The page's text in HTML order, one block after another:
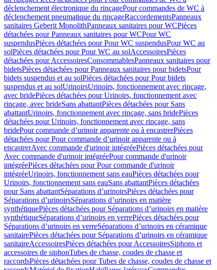
déclenchement électronique du rinçagePour commandes de WC à
déclenchement pneumatique du rinçageRaccordementsPanneaux
sanitaires Geberit MonolithPanneaux sanitaires pour WCPièces
détachées pour Panneaux sanitaires pour WCPour WC
suspendusPièces détachées pour Pour WC suspendusPour WC au
solPièces détachées pour Pour WC au solAccessoiresPièces
détachées pour AccessoiresConsommablesPanneaux sanitaires pour
bidetsPièces détachées pour Panneaux sanitaires pour bidetsPour
bidets suspendus et au solPièces détachées pour Pour bidets
suspendus et au solUrinoirsUrinoirs, fonctionnement avec rinçage,
avec bridePièces détachées pour Urinoirs, fonctionnement avec
rinçage, avec brideSans abattantPièces détachées pour Sans
abattantUrinoirs, fonctionnement avec rinçage, sans bridePièces
détachées pour Urinoirs, fonctionnement avec rinçage, sans
bridePour commande d’urinoir apparente ou à encastrerPièces
détachées pour Pour commande d’urinoir apparente ou à
encastrerAvec commande d'urinoir intégréePièces détachées pour
Avec commande d'urinoir intégréePour commande d'urinoir
intégréePièces détachées pour Pour commande d'urinoir
intégréeUrinoirs, fonctionnement sans eauPièces détachées pour
Urinoirs, fonctionnement sans eauSans abattantPièces détachées
pour Sans abattantSéparations d’urinoirsPièces détachées pour
Séparations d’urinoirsSéparations d’urinoirs en matière
synthétiquePièces détachées pour Séparations d’urinoirs en matière
synthétiqueSéparations d’urinoirs en verrePièces détachées pour
Séparations d’urinoirs en verreSéparations d’urinoirs en céramique
sanitairePièces détachées pour Séparations d’urinoirs en céramique
sanitaireAccessoiresPièces détachées pour AccessoiresSiphons et
accessoires de siphonTubes de chasse, coudes de chasse et
raccordsPièces détachées pour Tubes de chasse, coudes de chasse et